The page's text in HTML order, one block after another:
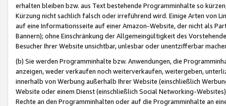
erhalten bleiben bzw. aus Text bestehende Programminhalte so
Kürzung nicht sachlich falsch oder irreführend wird. Einige Arten von
auf eine Informationsseite auf einer Amazon-Website, der nicht als
Bannern); ohne Einschränkung der Allgemeingültigkeit des
Besucher Ihrer Website unsichtbar, unlesbar oder unentzifferbar
(b) Sie werden Programminhalte bzw. Anwendungen, die
anzeigen, weder verkaufen noch weiterverkaufen, weitergeben,
innerhalb von Werbung außerhalb Ihrer Website (einschließlich
Website oder einem Dienst (einschließlich Social Networking-
Rechte an den Programminhalten oder auf die Programminhalte an